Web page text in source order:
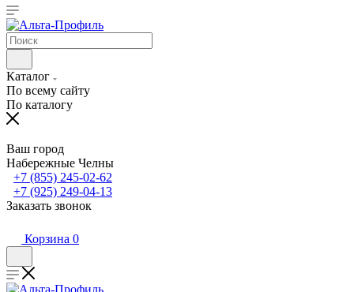
Каталог
По всему сайту
По каталогу
Ваш город
Набережные Челны
+7 (855) 245-02-62
+7 (925) 249-04-13
Заказать звонок
Корзина 0